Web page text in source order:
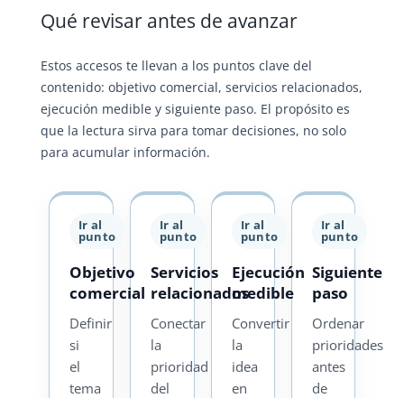
Qué revisar antes de avanzar
Estos accesos te llevan a los puntos clave del
contenido: objetivo comercial, servicios relacionados,
ejecución medible y siguiente paso. El propósito es
que la lectura sirva para tomar decisiones, no solo
para acumular información.
Ir al
punto
Objetivo
comercial
Definir
si
el
tema
Ir al
punto
Servicios
relacionados
Conectar
la
prioridad
del
Ir al
punto
Ejecución
medible
Convertir
la
idea
en
Ir al
punto
Siguiente
paso
Ordenar
prioridades
antes
de